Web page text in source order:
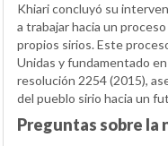
Khiari concluyó su
a trabajar hacia un
propios sirios. Este
Unidas y fundamentado
resolución 2254 (2015),
del pueblo sirio hacia un
Preguntas sobre la